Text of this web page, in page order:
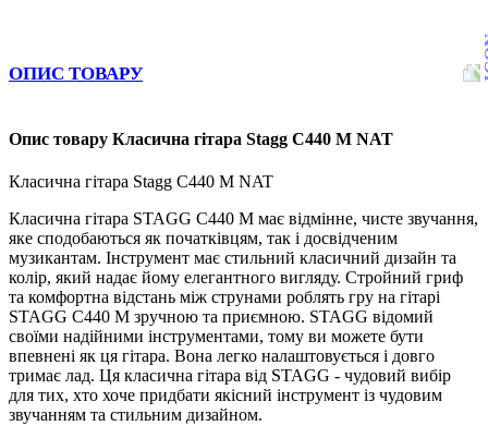
ОПИС ТОВАРУ
Опис товару Класична гітара Stagg C440 M NAT
Класична гітара Stagg C440 M NAT
Класична гітара STAGG C440 M має відмінне, чисте звучання,
яке сподобаються як початківцям, так і досвідченим
музикантам. Інструмент має стильний класичний дизайн та
колір, який надає йому елегантного вигляду. Стройний гриф
та комфортна відстань між струнами роблять гру на гітарі
STAGG C440 M зручною та приємною. STAGG відомий
своїми надійними інструментами, тому ви можете бути
впевнені як ця гітара. Вона легко налаштовується і довго
тримає лад. Ця класична гітара від STAGG - чудовий вибір
для тих, хто хоче придбати якісний інструмент із чудовим
звучанням та стильним дизайном.